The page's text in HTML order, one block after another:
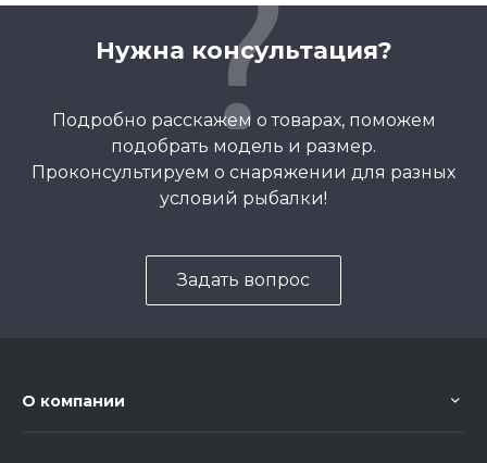
Нужна консультация?
Подробно расскажем о товарах, поможем
подобрать модель и размер.
Проконсультируем о снаряжении для разных
условий рыбалки!
Задать вопрос
О компании